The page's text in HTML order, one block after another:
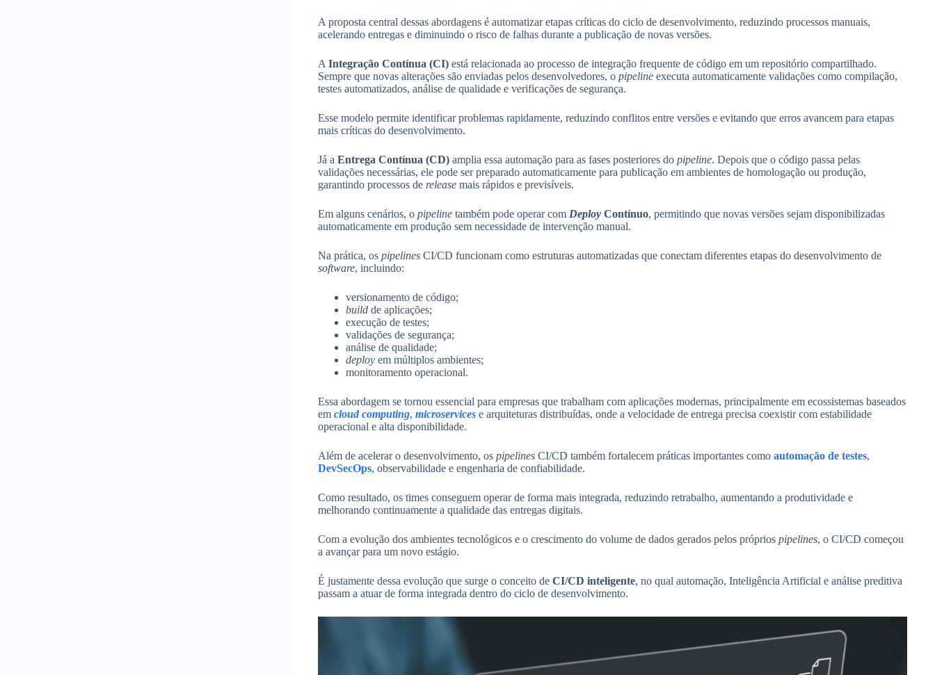
A proposta central dessas abordagens é automatizar etapas críticas do ciclo de desenvolvimento, reduzindo processos manuais,
acelerando entregas e diminuindo o risco de falhas durante a publicação de novas versões.
A Integração Contínua (CI)está relacionada ao processo de integração frequente de código em um repositório compartilhado.
Sempre que novas alterações são enviadas pelos desenvolvedores, o pipelineexecuta automaticamente validações como compilação,
testes automatizados, análise de qualidade e verificações de segurança.
Esse modelo permite identificar problemas rapidamente, reduzindo conflitos entre versões e evitando que erros avancem para etapas
mais críticas do desenvolvimento.
Já a Entrega Contínua (CD)amplia essa automação para as fases posteriores do pipeline. Depois que o código passa pelas
validações necessárias, ele pode ser preparado automaticamente para publicação em ambientes de homologação ou produção,
garantindo processos de releasemais rápidos e previsíveis.
Em alguns cenários, o pipelinetambém pode operar com DeployContínuo, permitindo que novas versões sejam disponibilizadas
automaticamente em produção sem necessidade de intervenção manual.
Na prática, os pipelinesCI/CD funcionam como estruturas automatizadas que conectam diferentes etapas do desenvolvimento de
software, incluindo:
versionamento de código;
buildde aplicações;
execução de testes;
validações de segurança;
análise de qualidade;
deployem múltiplos ambientes;
monitoramento operacional.
Essa abordagem se tornou essencial para empresas que trabalham com aplicações modernas, principalmente em ecossistemas baseados
em cloud computing, microservicese arquiteturas distribuídas, onde a velocidade de entrega precisa coexistir com estabilidade
operacional e alta disponibilidade.
Além de acelerar o desenvolvimento, os pipelinesCI/CD também fortalecem práticas importantes como automação de testes,
DevSecOps, observabilidade e engenharia de confiabilidade.
Como resultado, os times conseguem operar de forma mais integrada, reduzindo retrabalho, aumentando a produtividade e
melhorando continuamente a qualidade das entregas digitais.
Com a evolução dos ambientes tecnológicos e o crescimento do volume de dados gerados pelos próprios pipelines, o CI/CD começou
a avançar para um novo estágio.
É justamente dessa evolução que surge o conceito de CI/CD inteligente, no qual automação, Inteligência Artificial e análise preditiva
passam a atuar de forma integrada dentro do ciclo de desenvolvimento.